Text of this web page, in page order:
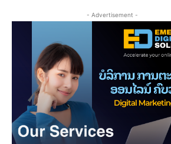
- Advertisement -